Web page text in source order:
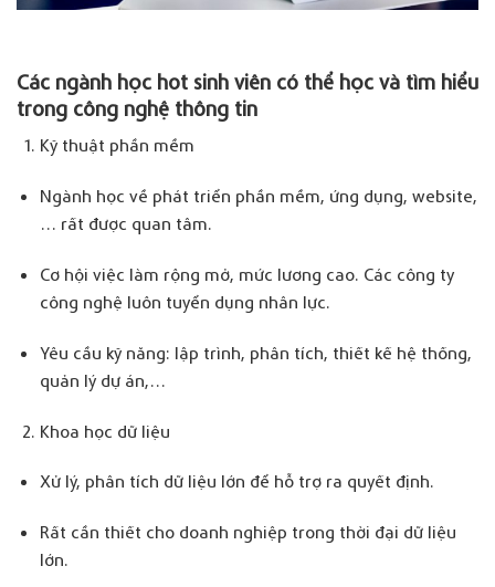
Các ngành học hot sinh viên có thể học và tìm hiểu
trong công nghệ thông tin
Kỹ thuật phần mềm
Ngành học về phát triển phần mềm, ứng dụng, website,
… rất được quan tâm.
Cơ hội việc làm rộng mở, mức lương cao. Các công ty
công nghệ luôn tuyển dụng nhân lực.
Yêu cầu kỹ năng: lập trình, phân tích, thiết kế hệ thống,
quản lý dự án,…
Khoa học dữ liệu
Xử lý, phân tích dữ liệu lớn để hỗ trợ ra quyết định.
Rất cần thiết cho doanh nghiệp trong thời đại dữ liệu
lớn.